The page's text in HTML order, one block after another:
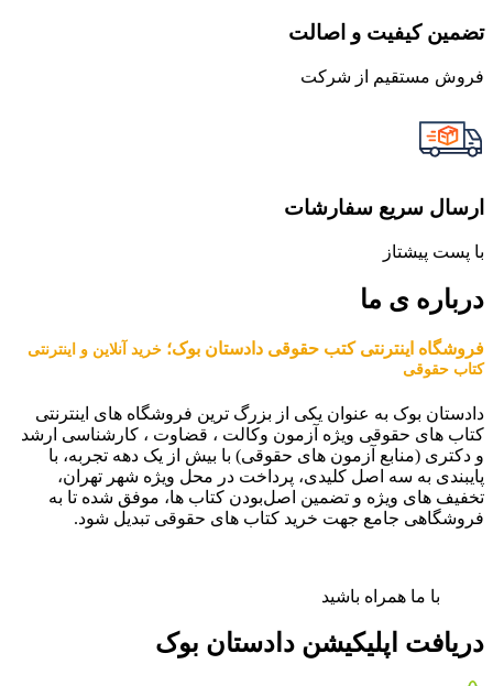
تضمین کیفیت و اصالت
فروش مستقیم از شرکت
ارسال سریع سفارشات
با پست پیشتاز
درباره ی ما
فروشگاه اینترنتی کتب حقوقی دادستان بوک؛ خرید آنلاین و اینترنتی
کتاب حقوقی
دادستان بوک به عنوان یکی از بزرگ ترین فروشگاه های اینترنتی
کتاب های حقوقی ویژه آزمون وکالت ، قضاوت ، کارشناسی ارشد
و دکتری (منابع آزمون های حقوقی) با بیش از یک دهه تجربه، با
پایبندی به سه اصل کلیدی، پرداخت در محل ویژه شهر تهران،
تخفیف های ویژه و تضمین اصل‌بودن کتاب ها، موفق شده تا به
فروشگاهی جامع جهت خرید کتاب های حقوقی تبدیل شود.
با ما همراه باشید
دریافت اپلیکیشن دادستان بوک